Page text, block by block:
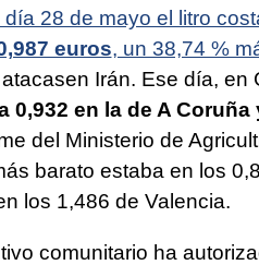
día 28 de mayo el litro
euros, un 38,74 %
Irán. Ese día, en
0,932 en la de A Coruña
del Ministerio de
barato estaba en los
los 1,486 de Valencia.
comunitario ha